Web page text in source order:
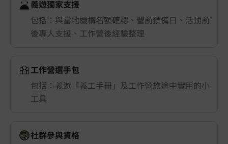
義遊獨家支援
包括：與當地機構名額確認、營前預備日、活動前
後專人支援、工作營後經驗整理
工作營選手包
包括：義遊「義工手冊」及工作營旅途中實用的小
工具
社群參與資格